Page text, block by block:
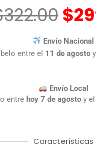
322.00El
era:
$
Envío Nacional
entre el 11 de agosto
Envío Local
entre hoy 7 de agostoy el
Características